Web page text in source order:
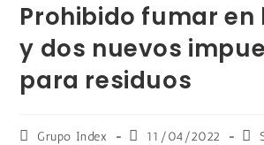
Prohibido fumar en
y dos nuevos
para residuos
Grupo Index 11/04/2022